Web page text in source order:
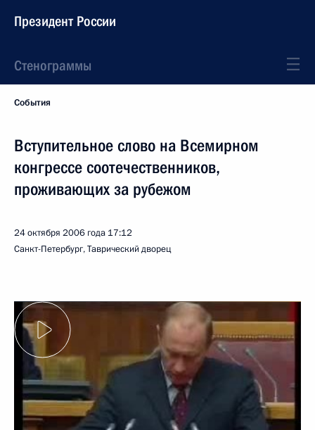
Президент России
Стенограммы
События
Вступительное слово на Всемирном
конгрессе соотечественников,
проживающих за рубежом
24 октября 2006 года 17:12
Санкт-Петербург, Таврический дворец